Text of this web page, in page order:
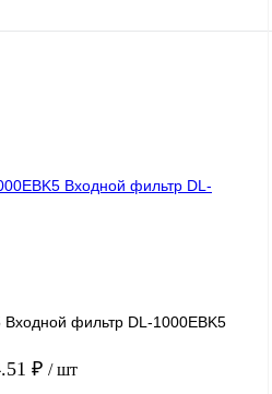
Входной фильтр DL-1000EBK5
₽ / шт